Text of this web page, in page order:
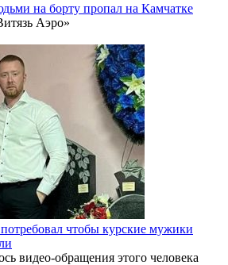
на борту пропал на Камчатке
Аэро»
чтобы курские мужики
видео-обращения этого человека